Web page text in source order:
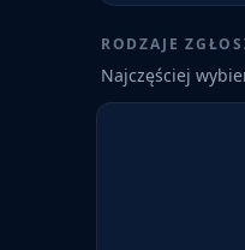
RODZAJE
Najczęściej